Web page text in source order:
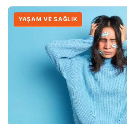
müzik açmak, televizyon izlemek
geçirmek isteyebilirler. Özellikle
merkezinde olması, insanların
zorlaştırmaktadır. Sürekli bir
alışkanlık haline gelebilir.
nedenlerinden biri […]
YAŞAM VE SAĞLIK